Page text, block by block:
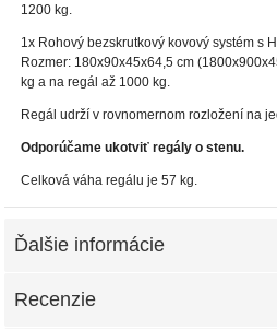
1200 kg.
1x Rohový bezskrutkový kovový systém s
Rozmer: 180x90x45x64,5 cm
kg a na regál až 1000 kg.
Regál udrží v rovnomernom rozložení na
Odporúčame ukotviť regály o stenu.
Celková váha regálu je 57 kg.
Ďalšie informácie
Recenzie